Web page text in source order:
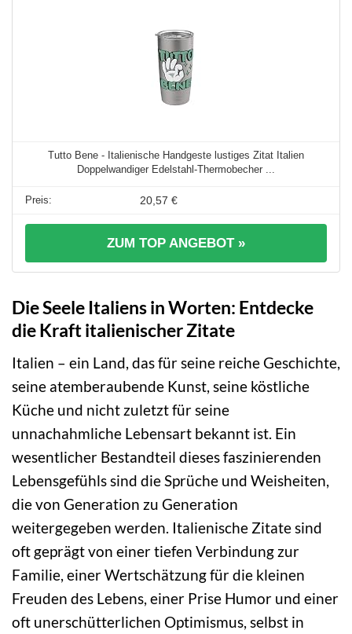
Tutto Bene - Italienische Handgeste lustiges Zitat Italien
Doppelwandiger Edelstahl-Thermobecher ...
20,57 €
ZUM TOP ANGEBOT »
Die Seele Italiens in Worten: Entdecke
die Kraft italienischer Zitate
Italien – ein Land, das für seine reiche Geschichte,
seine atemberaubende Kunst, seine köstliche
Küche und nicht zuletzt für seine
unnachahmliche Lebensart bekannt ist. Ein
wesentlicher Bestandteil dieses faszinierenden
Lebensgefühls sind die Sprüche und Weisheiten,
die von Generation zu Generation
weitergegeben werden. Italienische Zitate sind
oft geprägt von einer tiefen Verbindung zur
Familie, einer Wertschätzung für die kleinen
Freuden des Lebens, einer Prise Humor und einer
oft unerschütterlichen Optimismus, selbst in